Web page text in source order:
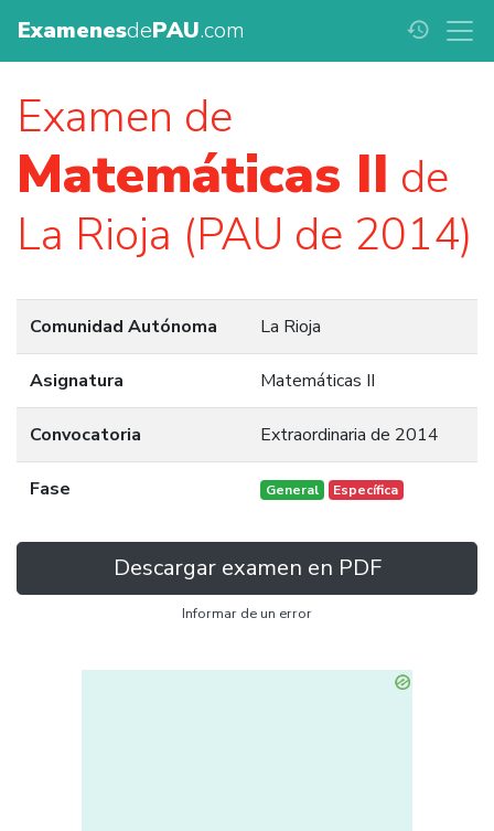
ExamenesdePAU.com history
Examen de
Matemáticas II de
La Rioja (PAU de 2014)
Comunidad Autónoma La Rioja
Asignatura Matemáticas II
Convocatoria Extraordinaria de 2014
Fase General Específica
Descargar examen en PDF
Informar de un error